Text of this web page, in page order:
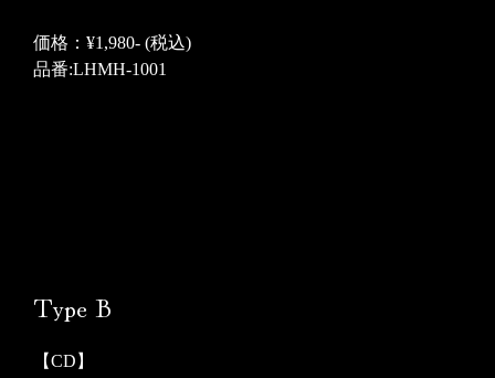
価格：¥1,980- (税込)
品番:LHMH-1001
Type B
【CD】